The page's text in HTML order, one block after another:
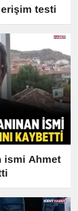
testi
ismi Ahmet